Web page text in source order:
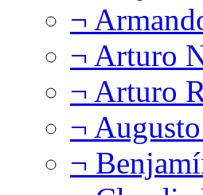
¬
¬ Arturo
¬ Arturo
¬
¬